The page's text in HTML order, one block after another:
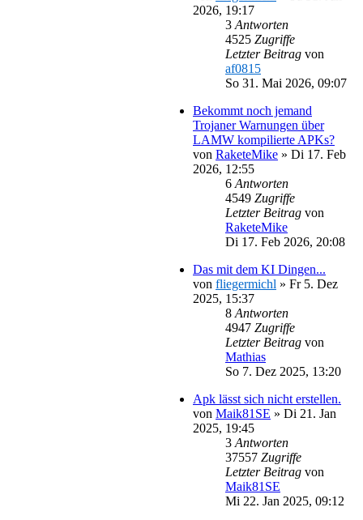
2026, 19:17
3 Antworten
4525 Zugriffe
Letzter Beitrag von
af0815
So 31. Mai 2026, 09:07
Bekommt noch jemand
Trojaner Warnungen über
LAMW kompilierte APKs?
von RaketeMike » Di 17. Feb
2026, 12:55
6 Antworten
4549 Zugriffe
Letzter Beitrag von
RaketeMike
Di 17. Feb 2026, 20:08
Das mit dem KI Dingen...
von fliegermichl » Fr 5. Dez
2025, 15:37
8 Antworten
4947 Zugriffe
Letzter Beitrag von
Mathias
So 7. Dez 2025, 13:20
Apk lässt sich nicht erstellen.
von Maik81SE » Di 21. Jan
2025, 19:45
3 Antworten
37557 Zugriffe
Letzter Beitrag von
Maik81SE
Mi 22. Jan 2025, 09:12